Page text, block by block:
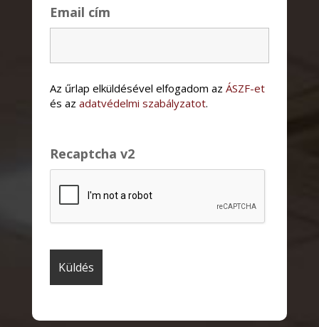
Email cím
Az űrlap elküldésével elfogadom az ÁSZF-et
és az adatvédelmi szabályzatot.
Recaptcha v2